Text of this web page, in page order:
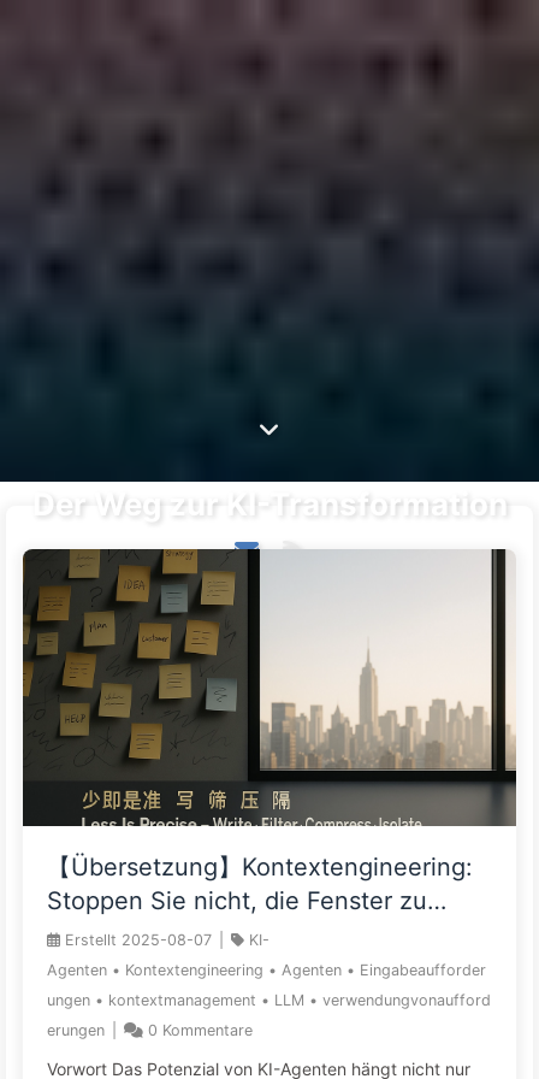
🇩🇪 Deutsch
Der Weg zur KI-Transformation
【Übersetzung】Kontextengineering:
Stoppen Sie nicht, die Fenster zu
füllen – Je mehr, desto schlimmer!
Nutzen Sie den Schreibfilter in vier
Schritten, seien Sie vorsichtig bei
toxischen Störungen, vermeiden Sie
Konflikte und halten Sie den Lärm
Erstellt 2025-08-07
KI-
Agenten • Kontextengineering • Agenten • Eingabeaufforder
ungen • kontextmanagement • LLM • verwendungvonaufford
erungen
0 Kommentare
Vorwort Das Potenzial von KI-Agenten hängt nicht nur